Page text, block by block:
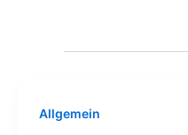
Allgemein